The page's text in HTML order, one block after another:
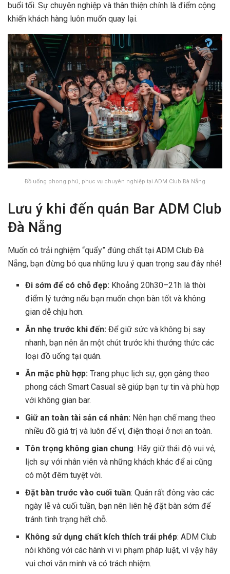
buổi tối. Sự chuyên nghiệp và thân thiện chính là điểm cộng
khiến khách hàng luôn muốn quay lại.
Đồ uống phong phú, phục vụ chuyên nghiệp tại ADM Club Đà Nẵng
Lưu ý khi đến quán Bar ADM Club
Đà Nẵng
Muốn có trải nghiệm “quẩy” đúng chất tại ADM Club Đà
Nẵng, bạn đừng bỏ qua những lưu ý quan trọng sau đây nhé!
Đi sớm để có chỗ đẹp: Khoảng 20h30–21h là thời
điểm lý tưởng nếu bạn muốn chọn bàn tốt và không
gian dễ chịu hơn.
Ăn nhẹ trước khi đến: Để giữ sức và không bị say
nhanh, bạn nên ăn một chút trước khi thưởng thức các
loại đồ uống tại quán.
Ăn mặc phù hợp: Trang phục lịch sự, gọn gàng theo
phong cách Smart Casual sẽ giúp bạn tự tin và phù hợp
với không gian bar.
Giữ an toàn tài sản cá nhân: Nên hạn chế mang theo
nhiều đồ giá trị và luôn để ví, điện thoại ở nơi an toàn.
Tôn trọng không gian chung: Hãy giữ thái độ vui vẻ,
lịch sự với nhân viên và những khách khác để ai cũng
có một đêm tuyệt vời.
Đặt bàn trước vào cuối tuần: Quán rất đông vào các
ngày lễ và cuối tuần, bạn nên liên hệ đặt bàn sớm để
tránh tình trạng hết chỗ.
Không sử dụng chất kích thích trái phép: ADM Club
nói không với các hành vi vi phạm pháp luật, vì vậy hãy
vui chơi văn minh và có trách nhiệm.